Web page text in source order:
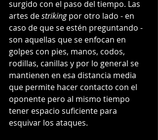
surgido con el paso del tiempo. Las
artes de striking por otro lado - en
caso de que se estén preguntando -
son aquellas que se enfocan en
golpes con pies, manos, codos,
rodillas, canillas y por lo general se
mantienen en esa distancia media
que permite hacer contacto con el
oponente pero al mismo tiempo
tener espacio suficiente para
esquivar los ataques.